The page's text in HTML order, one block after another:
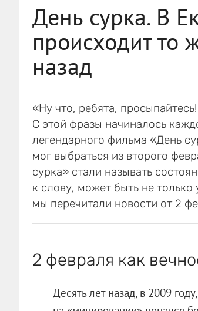
День сурка. В
происходит то
назад
«Ну что, ребята,
С этой фразы начиналось
легендарного фильма «День
мог выбраться из второго
сурка» стали называть
к слову, может быть не только
мы перечитали новости от 2
2 февраля как
Десять лет назад, в 2009